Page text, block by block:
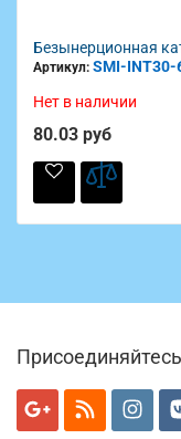
Безынерционная
Артикул: SMI-INT30-
Нет в наличии
80.03 руб